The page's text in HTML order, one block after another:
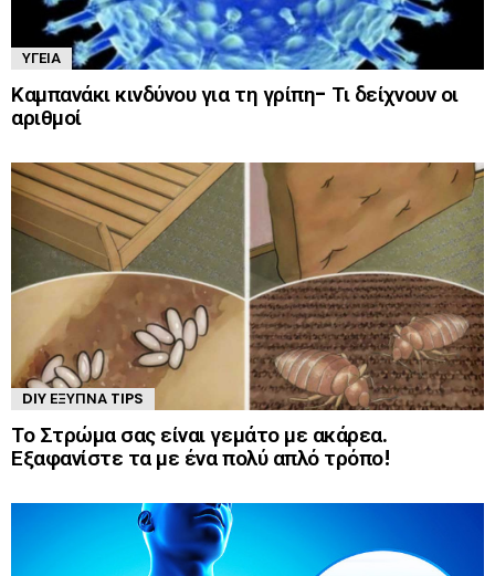
ΥΓΕΊΑ
Καμπανάκι κινδύνου για τη γρίπη- Τι δείχνουν οι
αριθμοί
DIY ΈΞΥΠΝΑ TIPS
Το Στρώμα σας είναι γεμάτο με ακάρεα.
Εξαφανίστε τα με ένα πολύ απλό τρόπο!